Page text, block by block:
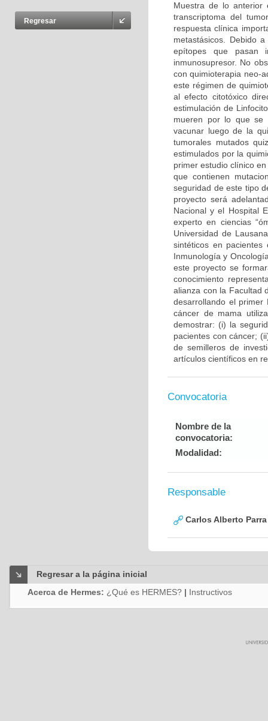
Regresar
Muestra de lo
transcriptoma del
respuesta clínica
metastásicos. Debido
epítopes que pasan
inmunosupresor. No
con quimioterapia neo-
este régimen de
al efecto citotóxico
estimulación de
mueren por lo que se
vacunar luego de la
tumorales mutados
estimulados por la
primer estudio clínico
que contienen
seguridad de este tipo
proyecto será
Nacional y el Hospital
experto en ciencias
Universidad de
sintéticos en pacientes
Inmunología y
este proyecto se
conocimiento
alianza con la Facultad
desarrollando el primer
cáncer de mama
demostrar: (i) la
pacientes con cáncer;
de semilleros de
artículos científicos en
Convocatoria
Nombre de la
convocatoria:
Modalidad:
Responsable
Carlos Alberto
Regresar a la página inicial
Acerca de Hermes: ¿Qué es HERMES? | Instructivos